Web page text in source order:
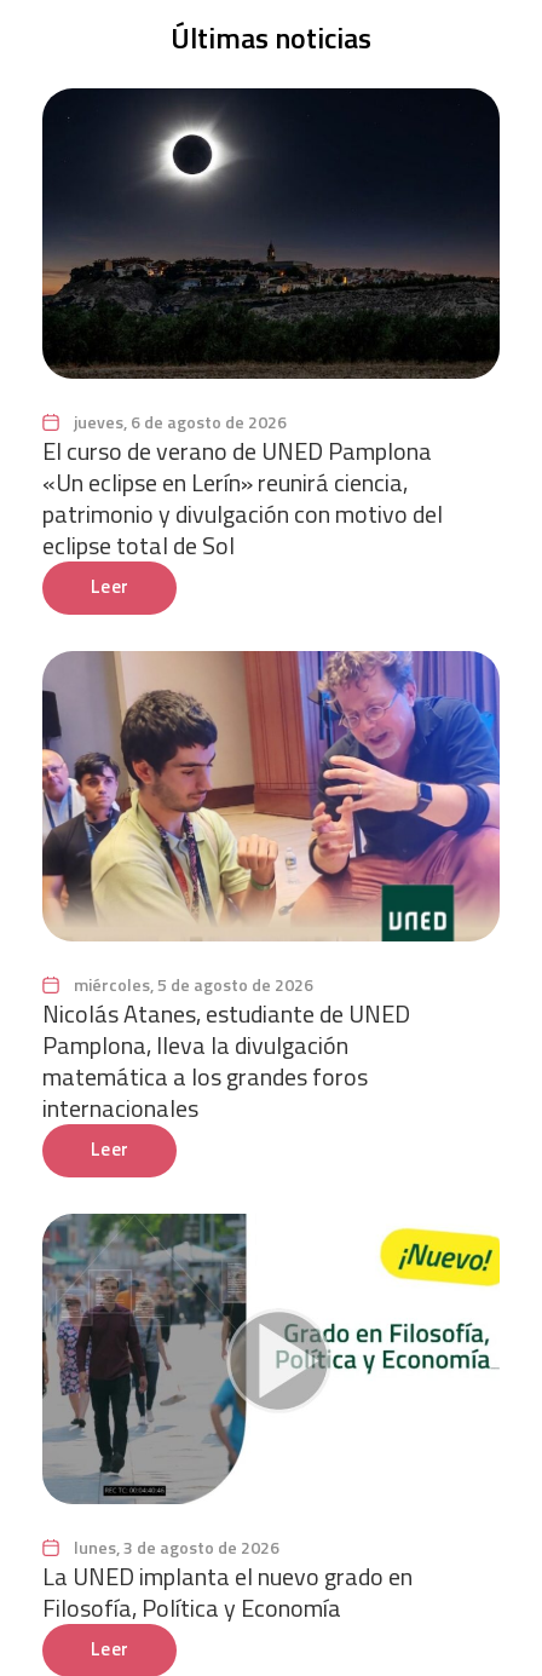
Últimas noticias
jueves, 6 de agosto de 2026
El curso de verano de UNED Pamplona
«Un eclipse en Lerín» reunirá ciencia,
patrimonio y divulgación con motivo del
eclipse total de Sol
Leer
miércoles, 5 de agosto de 2026
Nicolás Atanes, estudiante de UNED
Pamplona, lleva la divulgación
matemática a los grandes foros
internacionales
Leer
lunes, 3 de agosto de 2026
La UNED implanta el nuevo grado en
Filosofía, Política y Economía
Leer